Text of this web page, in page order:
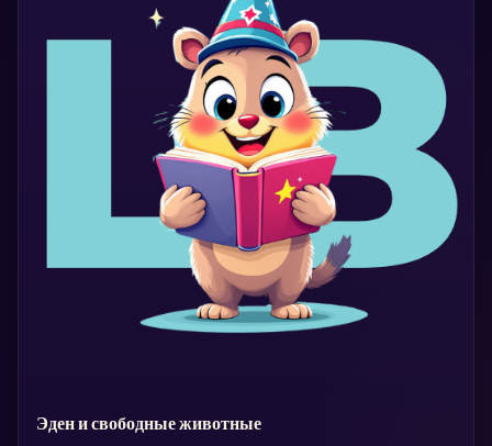
Эден и свободные животные